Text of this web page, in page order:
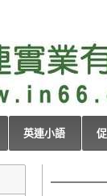
英連小語